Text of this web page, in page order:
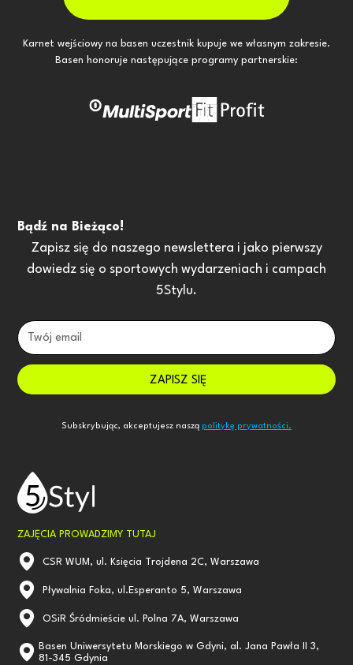
Karnet wejściowy na basen uczestnik kupuje we własnym zakresie.
Basen honoruje następujące programy partnerskie:
Bądź na Bieżąco!
Zapisz się do naszego newslettera i jako pierwszy
dowiedz się o sportowych wydarzeniach i campach
5Stylu.
Subskrybując, akceptujesz naszą politykę prywatności.
ZAJĘCIA PROWADZIMY TUTAJ
CSR WUM, ul. Księcia Trojdena 2C, Warszawa
Pływalnia Foka, ul.Esperanto 5, Warszawa
OSiR Śródmieście ul. Polna 7A, Warszawa
Basen Uniwersytetu Morskiego w Gdyni, al. Jana Pawła II 3,
81-345 Gdynia